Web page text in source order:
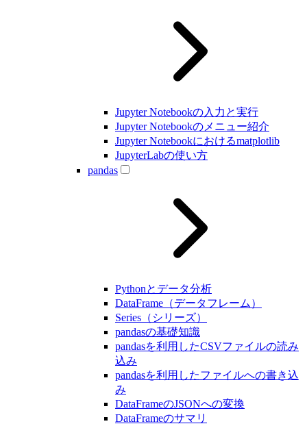
Jupyter Notebookの入力と実行
Jupyter Notebookのメニュー紹介
Jupyter Notebookにおけるmatplotlib
JupyterLabの使い方
pandas
Pythonとデータ分析
DataFrame（データフレーム）
Series（シリーズ）
pandasの基礎知識
pandasを利用したCSVファイルの読み
込み
pandasを利用したファイルへの書き込
み
DataFrameのJSONへの変換
DataFrameのサマリ